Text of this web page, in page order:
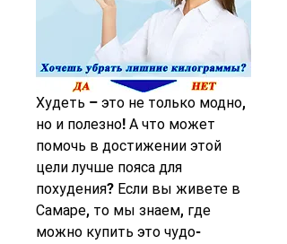
Худеть – это не только модно,
но и полезно! А что может
помочь в достижении этой
цели лучше пояса для
похудения? Если вы живете в
Самаре, то мы знаем, где
можно купить это чудо-